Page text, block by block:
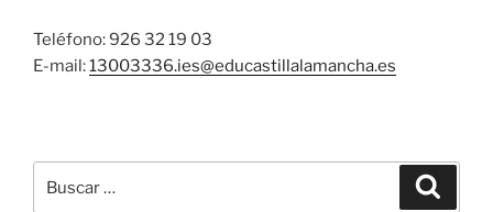
Teléfono: 926 32 19 03
E-mail:13003336.ies@educastillalamancha.es
por: